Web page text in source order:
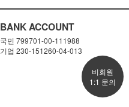
BANK ACCOUNT
국민 799701-00-111988
기업 230-151260-04-013
비회원
1:1 문의